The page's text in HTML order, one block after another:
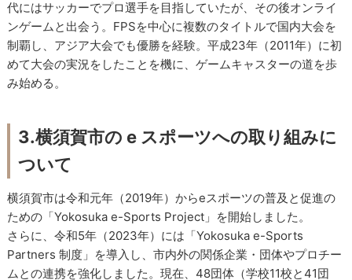
代にはサッカーでプロ選手を目指していたが、その後オンライ
ンゲームと出会う。FPSを中心に複数のタイトルで国内大会を
制覇し、アジア大会でも優勝を経験。平成23年（2011年）に初
めて大会の実況をしたことを機に、ゲームキャスターの道を歩
み始める。
3.横須賀市の e スポーツへの取り組みに
ついて
横須賀市は令和元年（2019年）からeスポーツの普及と促進の
ための「Yokosuka e-Sports Project」を開始しました。
さらに、令和5年（2023年）には「Yokosuka e-Sports
Partners 制度」を導入し、市内外の関係企業・団体やプロチー
ムとの連携を強化しました。現在、48団体（学校11校と41団